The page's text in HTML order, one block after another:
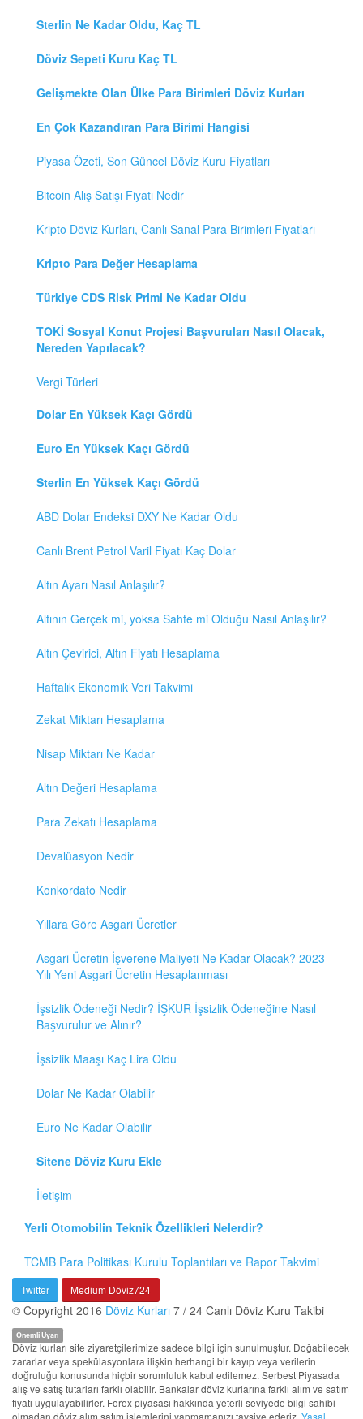
Sterlin Ne Kadar Oldu, Kaç TL
Döviz Sepeti Kuru Kaç TL
Gelişmekte Olan Ülke Para Birimleri Döviz Kurları
En Çok Kazandıran Para Birimi Hangisi
Piyasa Özeti, Son Güncel Döviz Kuru Fiyatları
Bitcoin Alış Satışı Fiyatı Nedir
Kripto Döviz Kurları, Canlı Sanal Para Birimleri Fiyatları
Kripto Para Değer Hesaplama
Türkiye CDS Risk Primi Ne Kadar Oldu
TOKİ Sosyal Konut Projesi Başvuruları Nasıl Olacak,
Nereden Yapılacak?
Vergi Türleri
Dolar En Yüksek Kaçı Gördü
Euro En Yüksek Kaçı Gördü
Sterlin En Yüksek Kaçı Gördü
ABD Dolar Endeksi DXY Ne Kadar Oldu
Canlı Brent Petrol Varil Fiyatı Kaç Dolar
Altın Ayarı Nasıl Anlaşılır?
Altının Gerçek mi, yoksa Sahte mi Olduğu Nasıl Anlaşılır?
Altın Çevirici, Altın Fiyatı Hesaplama
Haftalık Ekonomik Veri Takvimi
Zekat Miktarı Hesaplama
Nisap Miktarı Ne Kadar
Altın Değeri Hesaplama
Para Zekatı Hesaplama
Devalüasyon Nedir
Konkordato Nedir
Yıllara Göre Asgari Ücretler
Asgari Ücretin İşverene Maliyeti Ne Kadar Olacak? 2023
Yılı Yeni Asgari Ücretin Hesaplanması
İşsizlik Ödeneği Nedir? İŞKUR İşsizlik Ödeneğine Nasıl
Başvurulur ve Alınır?
İşsizlik Maaşı Kaç Lira Oldu
Dolar Ne Kadar Olabilir
Euro Ne Kadar Olabilir
Sitene Döviz Kuru Ekle
İletişim
Yerli Otomobilin Teknik Özellikleri Nelerdir?
TCMB Para Politikası Kurulu Toplantıları ve Rapor Takvimi
Twitter Medium Döviz724
© Copyright 2016 Döviz Kurları 7 / 24 Canlı Döviz Kuru Takibi
Önemli Uyarı
Döviz kurları site ziyaretçilerimize sadece bilgi için sunulmuştur. Doğabilecek
zararlar veya spekülasyonlara ilişkin herhangi bir kayıp veya verilerin
doğruluğu konusunda hiçbir sorumluluk kabul edilemez. Serbest Piyasada
alış ve satış tutarları farklı olabilir. Bankalar döviz kurlarına farklı alım ve satım
fiyatı uygulayabilirler. Forex piyasası hakkında yeterli seviyede bilgi sahibi